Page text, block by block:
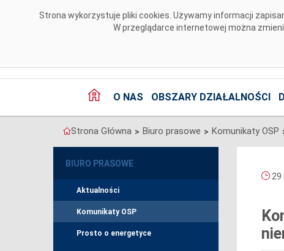
Strona wykorzystuje pliki cookies. Używamy informacji
W przeglądarce internetowej można
O NAS OBSZARY DZIAŁALNOŚCI
Strona Główna > Biuro prasowe > Komunikaty OSP
BIURO PRASOWE
Aktualności
Komunikaty OSP
Prosto o energetyce
29